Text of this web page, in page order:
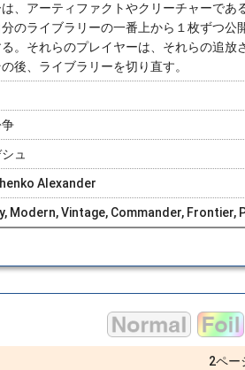
、アーティファクトやクリーチャーであ
のライブラリーの一番上から１枚ずつ公
。それらのプレイヤーは、それらの追放
後、ライブラリーを切り直す。
ュ
Alexander
Modern, Vintage, Commander, Frontier,
2ペー